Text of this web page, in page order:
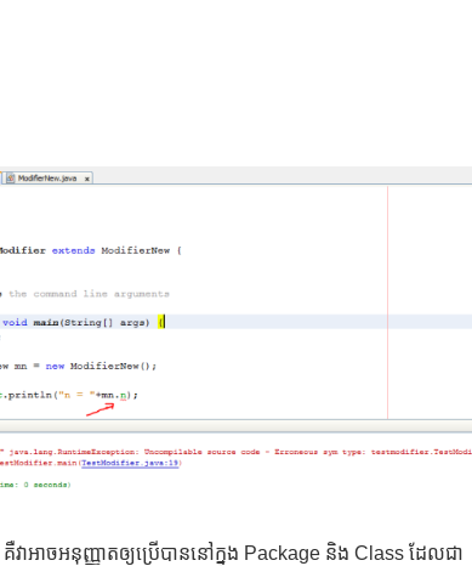
គឺវាអាចអនុញ្ញាតឲ្យប្រើបាននៅក្នុង Package និង Class ដែលជា